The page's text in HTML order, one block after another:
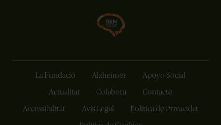
La Fundació Alzheimer Apoyo Social
Actualitat Colabora Contacte
Accessibilitat Avís Legal Política de Privacidat